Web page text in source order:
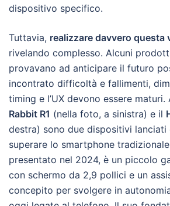
dispositivo specifico.
Tuttavia, realizzare davvero questa
rivelando complesso. Alcuni
provavano ad anticipare il futuro
incontrato difficoltà e fallimenti,
timing e l’UX devono essere maturi.
Rabbit R1 (nella foto, a sinistra) e il
destra) sono due dispositivi lanciati
superare lo smartphone
presentato nel 2024, è un piccolo
con schermo da 2,9 pollici e un
concepito per svolgere in